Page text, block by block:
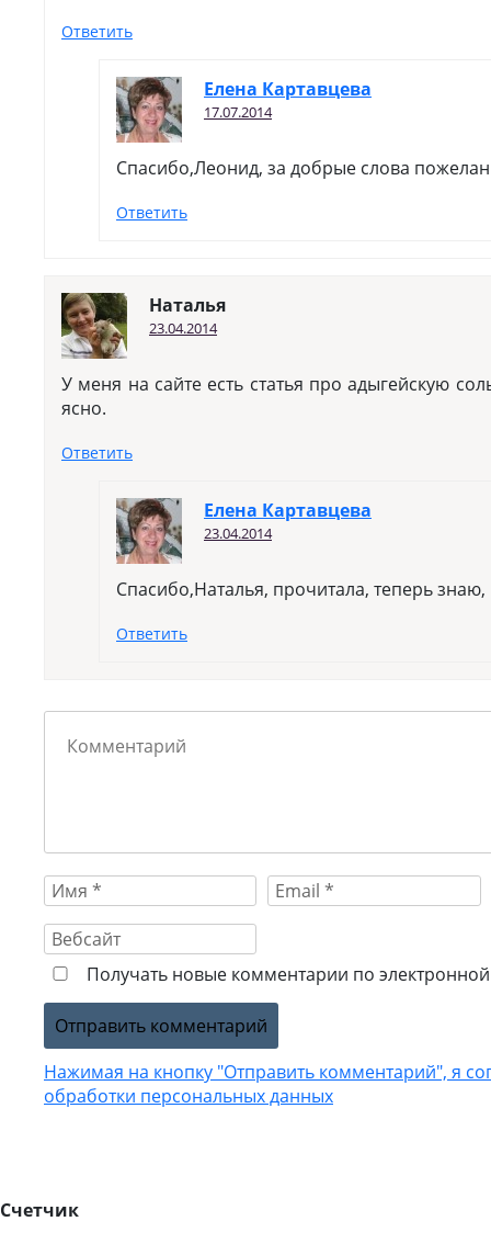
Ответить
Елена Картавцева
17.07.2014
Спасибо,Леонид, за добрые слова
Ответить
Наталья
23.04.2014
У меня на сайте есть статья про адыгейскую
ясно.
Ответить
Елена Картавцева
23.04.2014
Спасибо,Наталья, прочитала, теперь знаю,
Ответить
Получать новые комментарии по
Нажимая на кнопку "Отправить комментарий", я
обработки персональных данных
Счетчик